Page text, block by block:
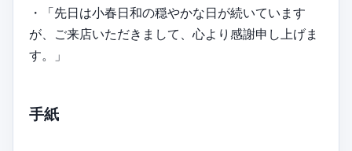
・「先日は小春日和の穏やかな日が続いています
が、ご来店いただきまして、心より感謝申し上げま
す。」
手紙